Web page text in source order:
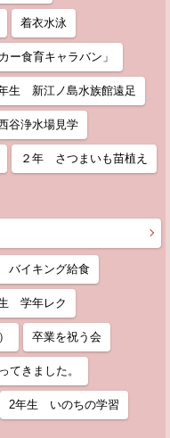
着衣水泳
食育キャラバン」
生 新江ノ島水族館遠足
谷浄水場見学
２年 さつまいも苗植え
バイキング給食
学年レク
卒業を祝う会
てきました。
2年生 いのちの学習